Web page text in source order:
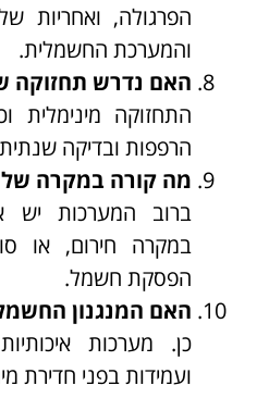
והמערכת החשמלית.
האם נדרש תחזוקה
התחזוקה מינימלית
הרפפות ובדיקה
מה קורה במקרה
ברוב המערכות יש
במקרה חירום, או
הפסקת חשמל.
האם המנגנון
כן. מערכות
ועמידות בפני חדירת